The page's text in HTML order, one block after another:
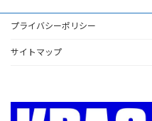
プライバシーポリシー
サイトマップ